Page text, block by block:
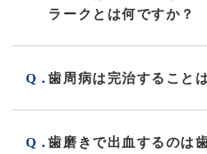
ラークとは何ですか？
歯周病は完治すること
歯磨きで出血するのは